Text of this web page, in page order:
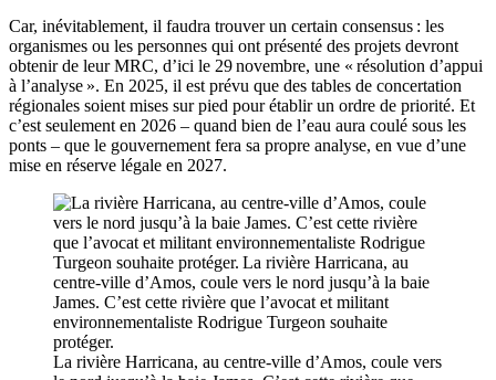
Car, inévitablement, il faudra trouver un certain consensus : les
organismes ou les personnes qui ont présenté des projets devront
obtenir de leur MRC, d’ici le 29 novembre, une « résolution d’appui
à l’analyse ». En 2025, il est prévu que des tables de concertation
régionales soient mises sur pied pour établir un ordre de priorité. Et
c’est seulement en 2026 – quand bien de l’eau aura coulé sous les
ponts – que le gouvernement fera sa propre analyse, en vue d’une
mise en réserve légale en 2027.
La rivière Harricana, au centre-ville d’Amos, coule vers